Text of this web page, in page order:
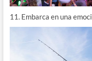
11. Embarca en una